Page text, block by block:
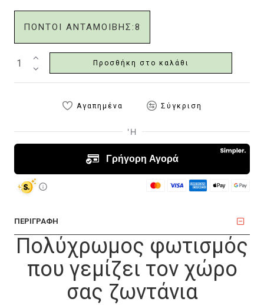
ΠΟΝΤΟΙ ΑΝΤΑΜΟΙΒΗΣ:8
Προσθήκη στο καλάθι
Αγαπημένα Σύγκριση
ΠΕΡΙΓΡΑΦΗ
Πολύχρωμος φωτισμός
που γεμίζει τον χώρο
σας ζωντάνια